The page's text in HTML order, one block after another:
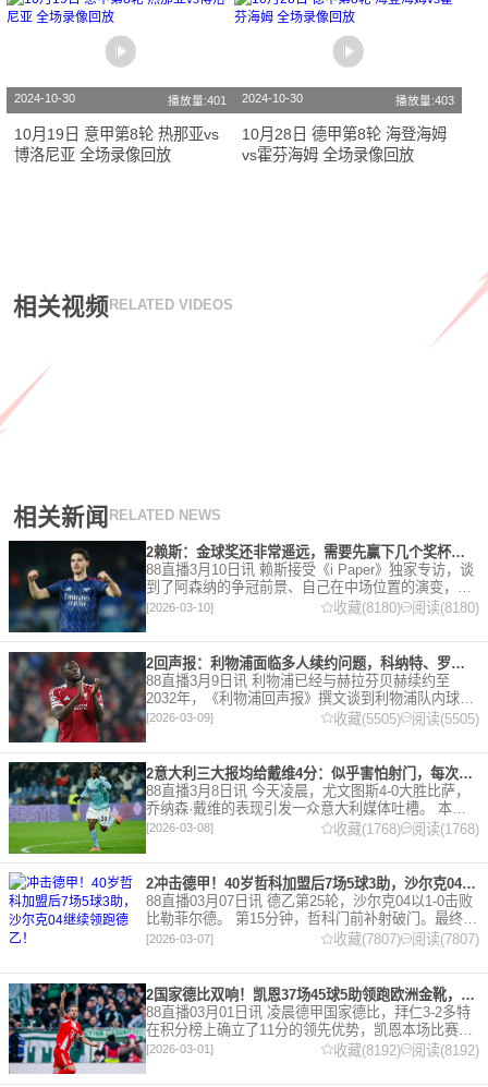
2024-10-30 播放量:401
10月19日 意甲第8轮 热那亚vs
博洛尼亚 全场录像回放
2024-10-30 播放量:403
10月28日 德甲第8轮 海登海姆
vs霍芬海姆 全场录像回放
相关视频 RELATED VIDEOS
相关新闻 RELATED NEWS
2赖斯：金球奖还非常遥远，需要先赢下几个奖杯，专注当下好好踢球
88直播3月10日讯 赖斯接受《i Paper》独家专访，谈
到了阿森纳的争冠前景、自己在中场位置的演变，以
及对自己被提名金球奖的看法。 任意球 赖斯：“我们
有一项非常擅长的技能——这背后付出了巨大努力
[2026-03-10] 收藏(8180) 阅读(8180)
2回声报：利物浦面临多人续约问题，科纳特、罗伯逊合同今夏到期
88直播3月9日讯 利物浦已经与赫拉芬贝赫续约至
2032年，《利物浦回声报》撰文谈到利物浦队内球员
的合同情况，文章表示，利物浦多位球员面临合同问
题。 对于利物浦来说，科纳特的合同将在本赛季末到
期，俱乐
[2026-03-09] 收藏(5505) 阅读(5505)
2意大利三大报均给戴维4分：似乎害怕射门，每次触球球迷都叹息
88直播3月8日讯 今天凌晨，尤文图斯4-0大胜比萨，
乔纳森·戴维的表现引发一众意大利媒体吐槽。 本场
比赛，戴维半场就被换下，赛后，《米兰体育报》、
《罗马体育报》和《都灵体育报》三大报都给戴维打
出4分
[2026-03-08] 收藏(1768) 阅读(1768)
2冲击德甲！40岁哲科加盟后7场5球3助，沙尔克04继续领跑德乙！
88直播03月07日讯 德乙第25轮，沙尔克04以1-0击败
比勒菲尔德。 第15分钟，哲科门前补射破门。最终凭
借哲科的进球沙尔克04成功拿到3分，继续领跑德
[2026-03-07] 收藏(7807) 阅读(7807)
2国家德比双响！凯恩37场45球5助领跑欧洲金靴，32岁保持赛季全勤
88直播03月01日讯 凌晨德甲国家德比，拜仁3-2多特
在积分榜上确立了11分的领先优势，凯恩本场比赛上
演双响。 本赛季32岁的凯恩仍然保持着超高的效率，
在到目前为止保持全勤，出战37场比赛，狂轰45
[2026-03-01] 收藏(8192) 阅读(8192)